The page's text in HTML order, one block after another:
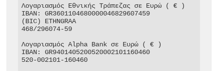
Λογαριασμός Εθνικής Τράπεζας σε Ευρώ ( € )
IBAN: GR3601104680000046829607459
(BIC) ETHNGRAA
468/296074-59
Λογαριασμός Alpha Bank σε Ευρώ ( € )
IBAN: GR9401405200520002101160460
520-002101-160460